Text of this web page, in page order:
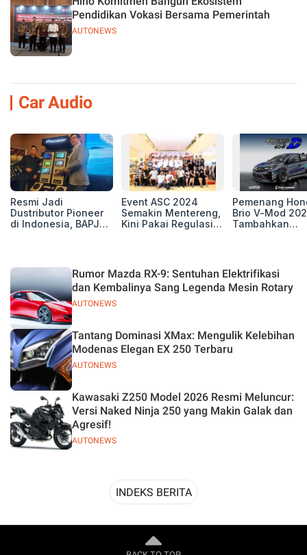
AUTONEWS
Pendidikan Vokasi Bersama Pemerintah
Car Audio
Resmi Jadi
Dustributor Pioneer
di Indonesia, BAPJ
Event ASC 2024
Semakin Mentereng,
Kini Pakai Regulasi
Pemenang
Brio V-Mod
Tambahkan
AUTONEWS
Rumor Mazda RX-9: Sentuhan Elektrifikasi
dan Kembalinya Sang Legenda Mesin Rotary
AUTONEWS
Tantang Dominasi XMax: Mengulik Kelebihan
Modenas Elegan EX 250 Terbaru
AUTONEWS
Kawasaki Z250 Model 2026 Resmi Meluncur:
Versi Naked Ninja 250 yang Makin Galak dan
Agresif!
INDEKS BERITA